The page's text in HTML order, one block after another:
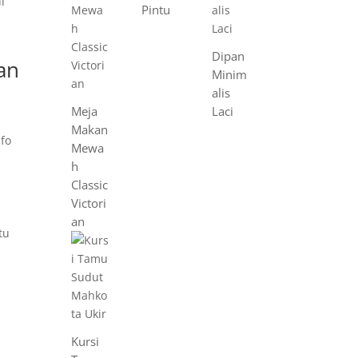
Meja
Makan
Mewa
h
Classic
Victori
an
Pintu
Dipan
Minim
alis
Laci
Kursi